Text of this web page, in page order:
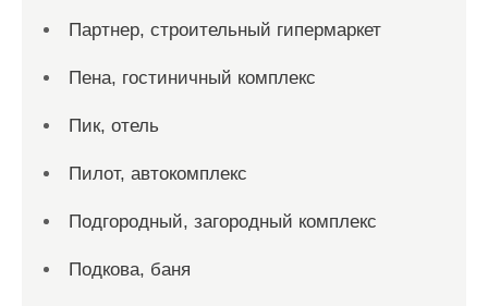
Партнер, строительный гипермаркет
Пена, гостиничный комплекс
Пик, отель
Пилот, автокомплекс
Подгородный, загородный комплекс
Подкова, баня